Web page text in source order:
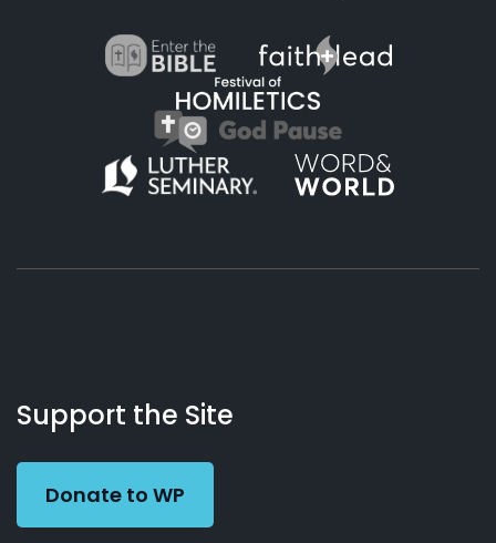
Working
Preacher
Us
Support the Site
Donate to WP